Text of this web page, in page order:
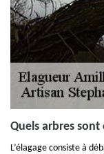
Quels arbres sont
L’élagage consiste à